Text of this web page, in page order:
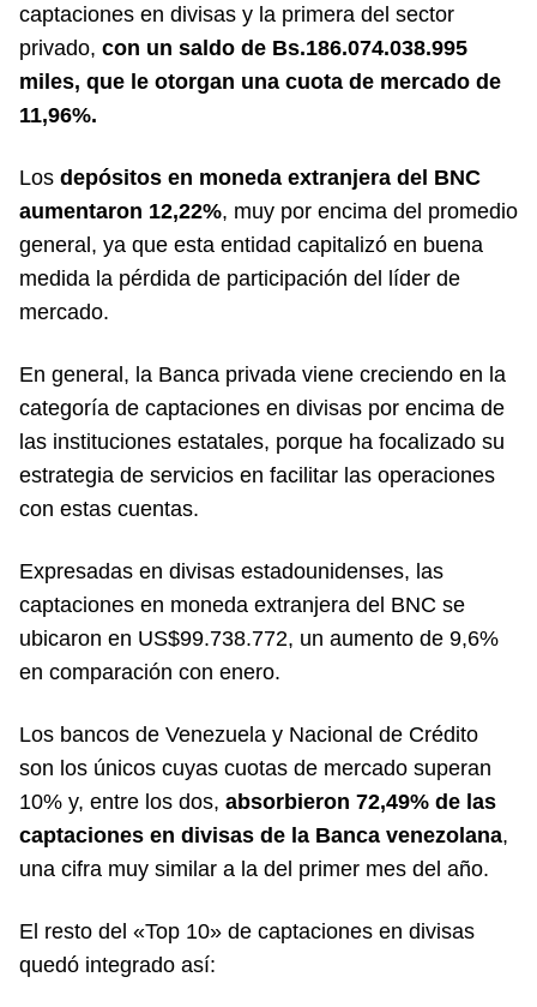
captaciones en divisas y la primera del sector
privado, con un saldo de Bs.186.074.038.995
miles, que le otorgan una cuota de mercado de
11,96%.
Los depósitos en moneda extranjera del BNC
aumentaron 12,22%, muy por encima del promedio
general, ya que esta entidad capitalizó en buena
medida la pérdida de participación del líder de
mercado.
En general, la Banca privada viene creciendo en la
categoría de captaciones en divisas por encima de
las instituciones estatales, porque ha focalizado su
estrategia de servicios en facilitar las operaciones
con estas cuentas.
Expresadas en divisas estadounidenses, las
captaciones en moneda extranjera del BNC se
ubicaron en US$99.738.772, un aumento de 9,6%
en comparación con enero.
Los bancos de Venezuela y Nacional de Crédito
son los únicos cuyas cuotas de mercado superan
10% y, entre los dos, absorbieron 72,49% de las
captaciones en divisas de la Banca venezolana,
una cifra muy similar a la del primer mes del año.
El resto del «Top 10» de captaciones en divisas
quedó integrado así: